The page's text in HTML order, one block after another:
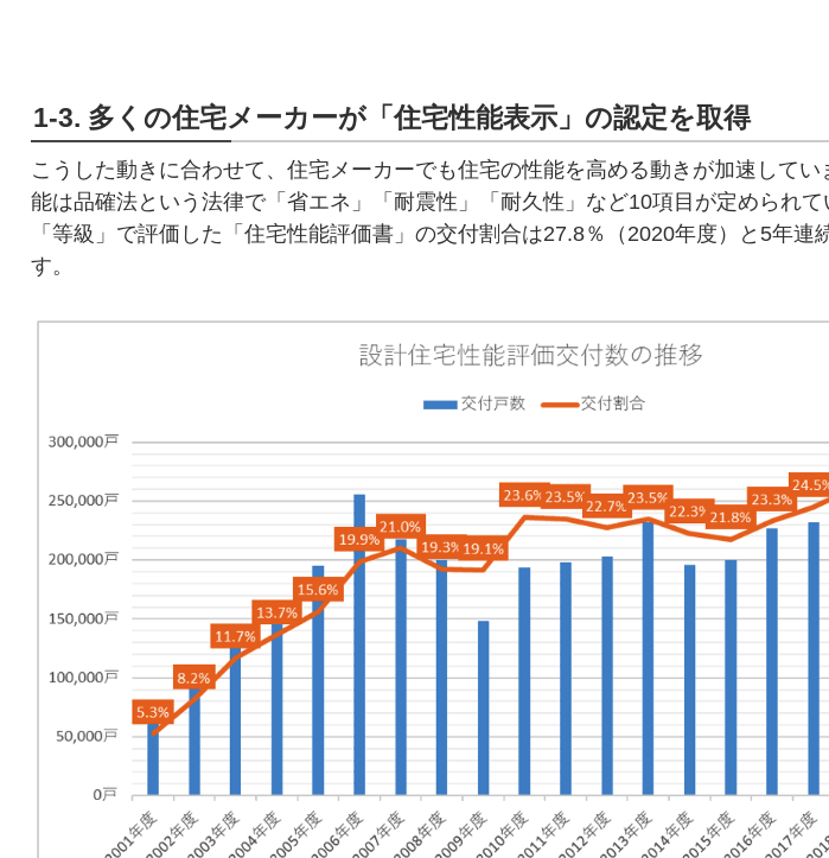
1-3. 多くの住宅メーカーが「住宅性能表示」の認定を取得
こうした動きに合わせて、住宅メーカーでも住宅の性能を高める動きが加速してい
能は品確法という法律で「省エネ」「耐震性」「耐久性」など10項目が定められて
「等級」で評価した「住宅性能評価書」の交付割合は27.8％（2020年度）と5年連
す。